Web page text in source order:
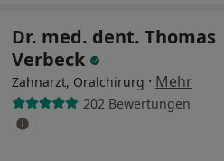
Dr. med. dent. Thomas
Verbeck
Zahnarzt, Oralchirurg · Mehr
202 Bewertungen